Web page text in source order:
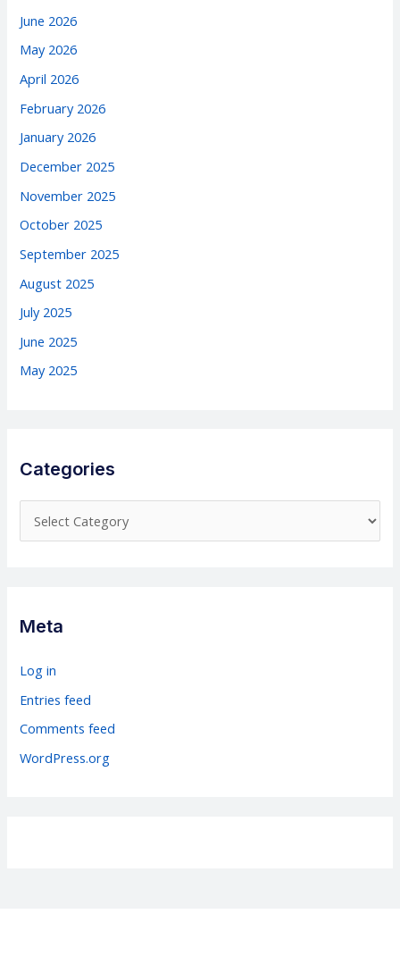
June 2026
May 2026
April 2026
February 2026
January 2026
December 2025
November 2025
October 2025
September 2025
August 2025
July 2025
June 2025
May 2025
Categories
a
r
i
Meta
Log in
Entries feed
Comments feed
WordPress.org